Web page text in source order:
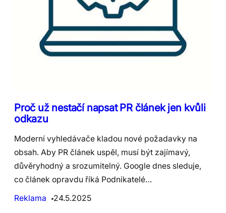
Proč už nestačí napsat PR článek jen kvůli
odkazu
Moderní vyhledávače kladou nové požadavky na
obsah. Aby PR článek uspěl, musí být zajímavý,
důvěryhodný a srozumitelný. Google dnes sleduje,
co článek opravdu říká Podnikatelé…
Reklama
24.5.2025